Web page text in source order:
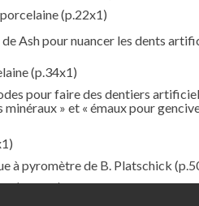
(p.22x1)
Ash pour nuancer les dents
(p.34x1)
pour faire des dentiers
minéraux » et « émaux pour
à pyromètre de B. Platschick
(p.53x1)